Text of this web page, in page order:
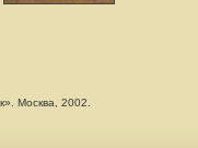
Москва, 2002.